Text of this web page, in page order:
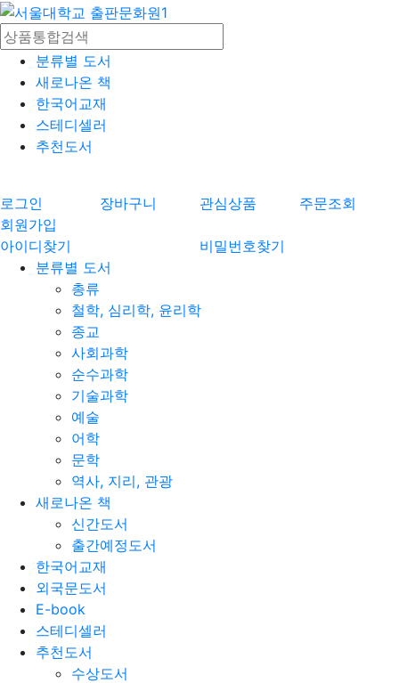
분류별 도서
새로나온 책
한국어교재
스테디셀러
추천도서
로그인 장바구니 관심상품
주문조회
회원가입
아이디찾기
비밀번호찾기
분류별 도서
총류
철학, 심리학, 윤리학
종교
사회과학
순수과학
기술과학
예술
어학
문학
역사, 지리, 관광
새로나온 책
신간도서
출간예정도서
한국어교재
외국문도서
E-book
스테디셀러
추천도서
수상도서